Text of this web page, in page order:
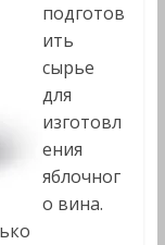
подготов
ить
сырье
для
изготовл
ения
яблочног
о вина.